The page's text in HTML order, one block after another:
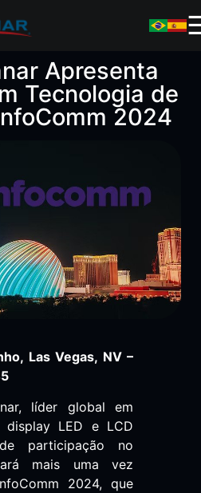
Apresenta
Tecnologia de
2024
Las Vegas, NV –
líder global em
display LED e LCD
participação no
mais uma vez
2024, que